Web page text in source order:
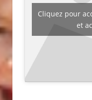
Cliquez pour
et